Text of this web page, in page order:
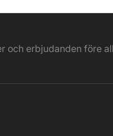
och erbjudanden före